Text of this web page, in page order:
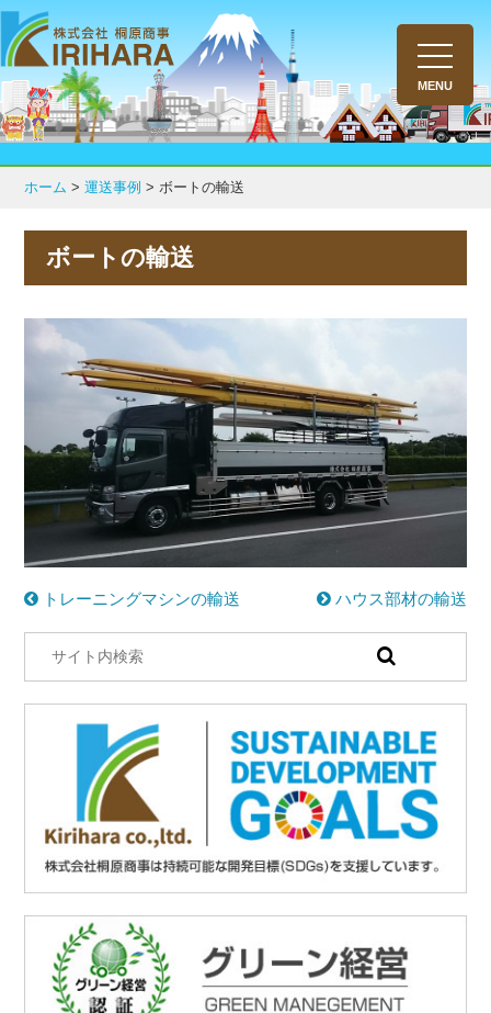
toggle
MENU
ホーム >運送事例 >ボートの輸送
ボートの輸送
トレーニングマシンの輸送 ハウス部材の輸送